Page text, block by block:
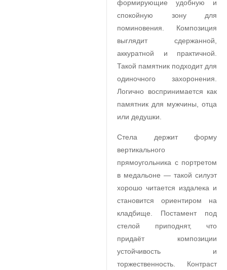
формирующие удобную и
спокойную зону для
поминовения. Композиция
выглядит сдержанной,
аккуратной и практичной.
Такой памятник подходит для
одиночного захоронения.
Логично воспринимается как
памятник для мужчины, отца
или дедушки.
Стела держит форму
вертикального
прямоугольника с портретом
в медальоне — такой силуэт
хорошо читается издалека и
становится ориентиром на
кладбище. Постамент под
стелой приподнят, что
придаёт композиции
устойчивость и
торжественность. Контраст